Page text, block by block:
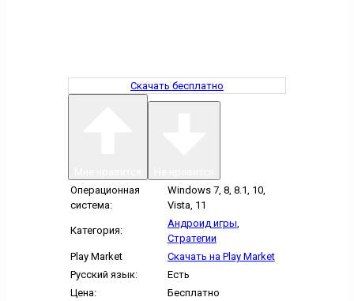
Скачать бесплатно
Операционная
система:
Windows 7, 8, 8.1, 10,
Vista, 11
Категория:
Андроид игры,
Стратегии
Play Market
Скачать на Play Market
Русский язык:
Есть
Цена:
Бесплатно